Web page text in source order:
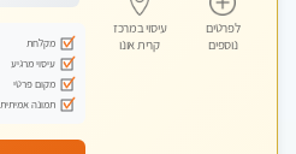
לפרטים
נוספים
עיסוי במרכז
קרית אונו
מקלחת
עיסוי מרגיע
מקום פרטי
תמונה אמיתית